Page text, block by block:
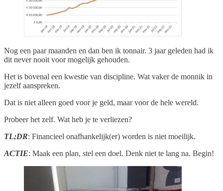
Nog een paar maanden en dan ben ik tonnair. 3 jaar geleden had ik
dit never nooit voor mogelijk gehouden.
Het is bovenal een kwestie van discipline. Wat vaker de monnik in
jezelf aanspreken.
Dat is niet alleen goed voor je geld, maar voor de hele wereld.
Probeer het zelf. Wat heb je te verliezen?
TL;DR: Financieel onafhankelijk(er) worden is niet moeilijk.
ACTIE: Maak een plan, stel een doel. Denk niet te lang na. Begin!